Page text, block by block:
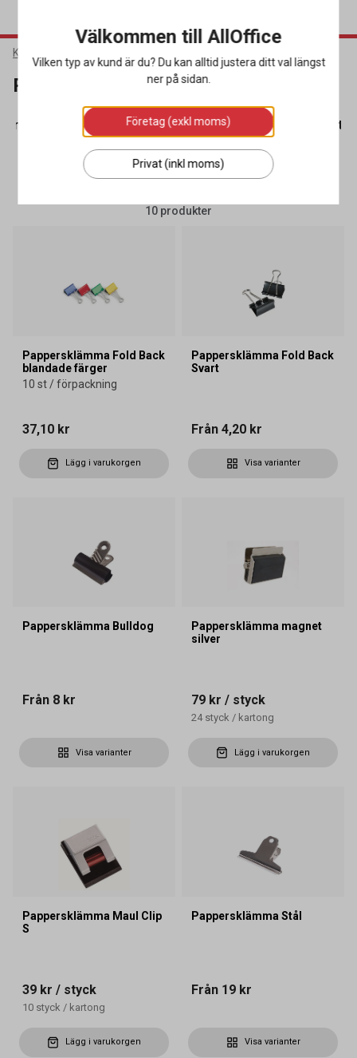
Kontorsmaterial
Pappersklämmor
(20) Pappersklämmor(10) Saxar
SORTERA FILTRERA
10 produkter
Pappersklämma Fold Back
blandade färger
10 st / förpackning
37,10 kr
Lägg i varukorgen
Pappersklämma Fold Back
Svart
Från 4,20 kr
Visa varianter
Pappersklämma Bulldog
Från 8 kr
Visa varianter
Pappersklämma magnet
silver
79 kr / styck
24 styck / kartong
Lägg i varukorgen
Pappersklämma Maul Clip
S
39 kr / styck
10 styck / kartong
Lägg i varukorgen
Pappersklämma Stål
Från 19 kr
Visa varianter
Välkommen till AllOffice
Vilken typ av kund är du? Du kan alltid justera ditt val längst
ner på sidan.
Företag (exkl moms)
Privat (inkl moms)